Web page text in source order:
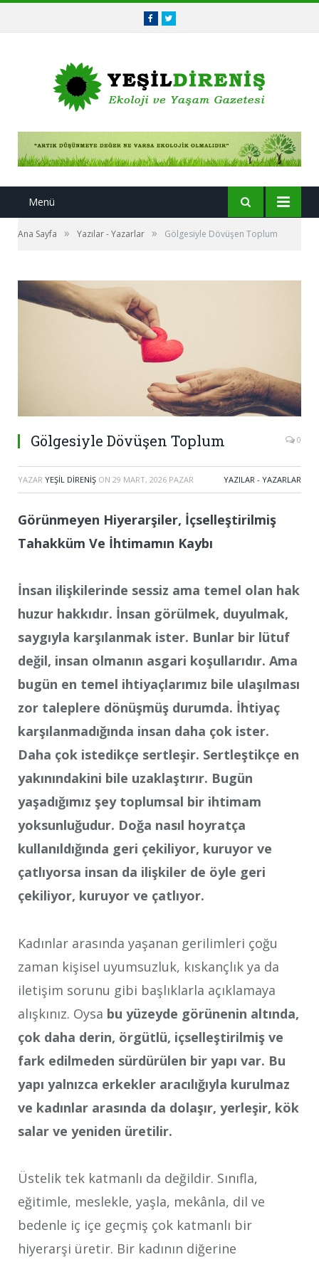
FacebookTwitter
Menü
Ana Sayfa » Yazılar - Yazarlar » Gölgesiyle Dövüşen Toplum
Gölgesiyle Dövüşen Toplum 0
YAZAR YEŞIL DIRENIŞ ON 29 MART, 2026 PAZAR YAZILAR - YAZARLAR
Görünmeyen Hiyerarşiler, İçselleştirilmiş
Tahakküm Ve İhtimamın Kaybı
İnsan ilişkilerinde sessiz ama temel olan hak
huzur hakkıdır. İnsan görülmek, duyulmak,
saygıyla karşılanmak ister. Bunlar bir lütuf
değil, insan olmanın asgari koşullarıdır. Ama
bugün en temel ihtiyaçlarımız bile ulaşılması
zor taleplere dönüşmüş durumda. İhtiyaç
karşılanmadığında insan daha çok ister.
Daha çok istedikçe sertleşir. Sertleştikçe en
yakınındakini bile uzaklaştırır. Bugün
yaşadığımız şey toplumsal bir ihtimam
yoksunluğudur. Doğa nasıl hoyratça
kullanıldığında geri çekiliyor, kuruyor ve
çatlıyorsa insan da ilişkiler de öyle geri
çekiliyor, kuruyor ve çatlıyor.
Kadınlar arasında yaşanan gerilimleri çoğu
zaman kişisel uyumsuzluk, kıskançlık ya da
iletişim sorunu gibi başlıklarla açıklamaya
alışkınız. Oysa bu yüzeyde görünenin altında,
çok daha derin, örgütlü, içselleştirilmiş ve
fark edilmeden sürdürülen bir yapı var. Bu
yapı yalnızca erkekler aracılığıyla kurulmaz
ve kadınlar arasında da dolaşır, yerleşir, kök
salar ve yeniden üretilir.
Üstelik tek katmanlı da değildir. Sınıfla,
eğitimle, meslekle, yaşla, mekânla, dil ve
bedenle iç içe geçmiş çok katmanlı bir
hiyerarşi üretir. Bir kadının diğerine